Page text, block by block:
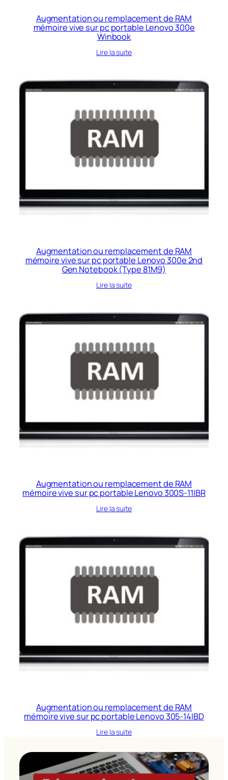
Augmentation ou remplacement de RAM
mémoire vive sur pc portable Lenovo 300e
Winbook
Lire la suite
Augmentation ou remplacement de RAM
mémoire vive sur pc portable Lenovo 300e 2nd
Gen Notebook (Type 81M9)
Lire la suite
Augmentation ou remplacement de RAM
mémoire vive sur pc portable Lenovo 300S-11IBR
Lire la suite
Augmentation ou remplacement de RAM
mémoire vive sur pc portable Lenovo 305-14IBD
Lire la suite